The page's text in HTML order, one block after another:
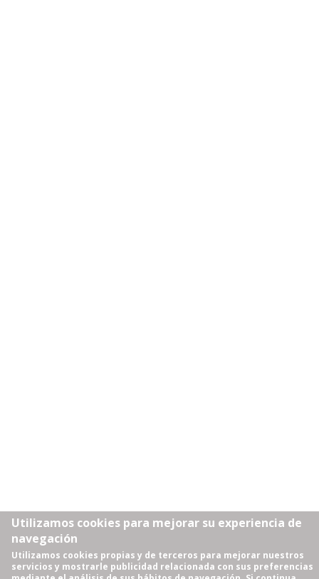
Utilizamos cookies para mejorar su experiencia de
navegación
Utilizamos cookies propias y de terceros para mejorar nuestros
servicios y mostrarle publicidad relacionada con sus preferencias